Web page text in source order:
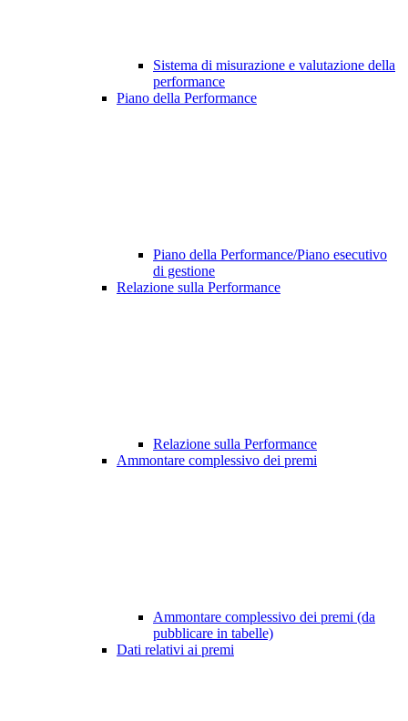
Sistema di misurazione e valutazione della
performance
Piano della Performance
Piano della Performance/Piano esecutivo
di gestione
Relazione sulla Performance
Relazione sulla Performance
Ammontare complessivo dei premi
Ammontare complessivo dei premi (da
pubblicare in tabelle)
Dati relativi ai premi